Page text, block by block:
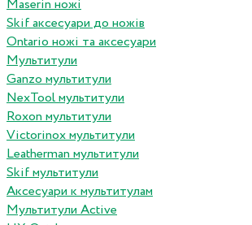
Maserin ножі
Skif аксесуари до ножів
Ontario ножі та аксесуари
Мультитули
Ganzo мультитули
NexTool мультитули
Roxon мультитули
Victorinox мультитули
Leatherman мультитули
Skif мультитули
Аксесуари к мультитулам
Мультитули Active